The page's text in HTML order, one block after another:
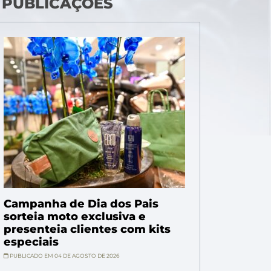
Campanha de Dia dos Pais
sorteia moto exclusiva e
presenteia clientes com kits
especiais
PUBLICADO EM 04 DE AGOSTO DE 2026